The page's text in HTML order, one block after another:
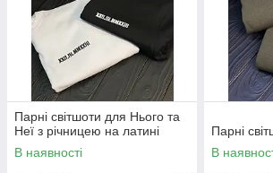
Парні світшоти для Нього та
Неї з річницею на латині
В наявності
Парні
В